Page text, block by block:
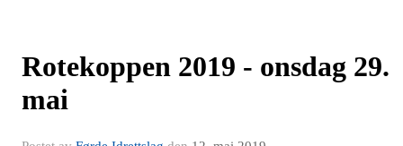
Rotekoppen 2019 - onsdag 29.
mai